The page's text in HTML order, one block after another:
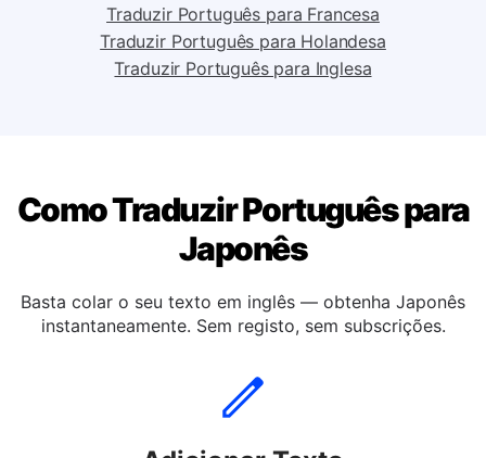
Traduzir Português para Alemã
Traduzir Português para Espanhola
Traduzir Português para Francesa
Como Traduzir Português para
Japonês
instantaneamente. Sem registo, sem subscrições.